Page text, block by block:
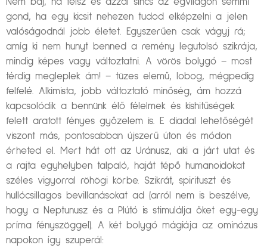
Nem baj, ha félsz és azzal sincs az égvilágon semmi
gond, ha egy kicsit nehezen tudod elképzelni a jelen
valóságodnál jobb életet. Egyszerűen csak vágyj rá;
amíg ki nem hunyt benned a remény legutolsó szikrája,
mindig képes vagy változtatni. A vörös bolygó – most
térdig megleplek ám! – tüzes elemű, lobog, mégpedig
felfelé. Alkimista, jobb változtató minőség, ám hozzá
kapcsolódik a bennünk élő félelmek és kishitűségek
felett aratott fényes győzelem is. E diadal lehetőségét
viszont más, pontosabban újszerű úton és módon
érheted el. Mert hát ott az Uránusz, aki a járt utat és
a rajta egyhelyben talpaló, haját tépő humanoidokat
széles vigyorral röhögi körbe. Szikrát, spirituszt és
hullócsillagos bevillanásokat ad (arról nem is beszélve,
hogy a Neptunusz és a Plútó is stimulálja őket egy-egy
príma fényszöggel). A két bolygó mágiája az ominózus
napokon így szuperál: